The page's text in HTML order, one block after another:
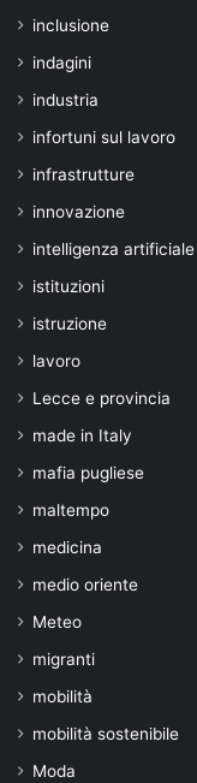
inclusione
indagini
industria
infortuni sul lavoro
infrastrutture
innovazione
intelligenza artificiale
istituzioni
istruzione
lavoro
Lecce e provincia
made in Italy
mafia pugliese
maltempo
medicina
medio oriente
Meteo
migranti
mobilità
mobilità sostenibile
Moda